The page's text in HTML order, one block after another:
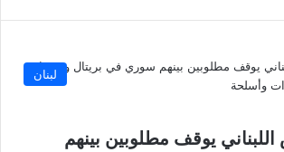
لبنان
يوقف مطلوبين بينهم